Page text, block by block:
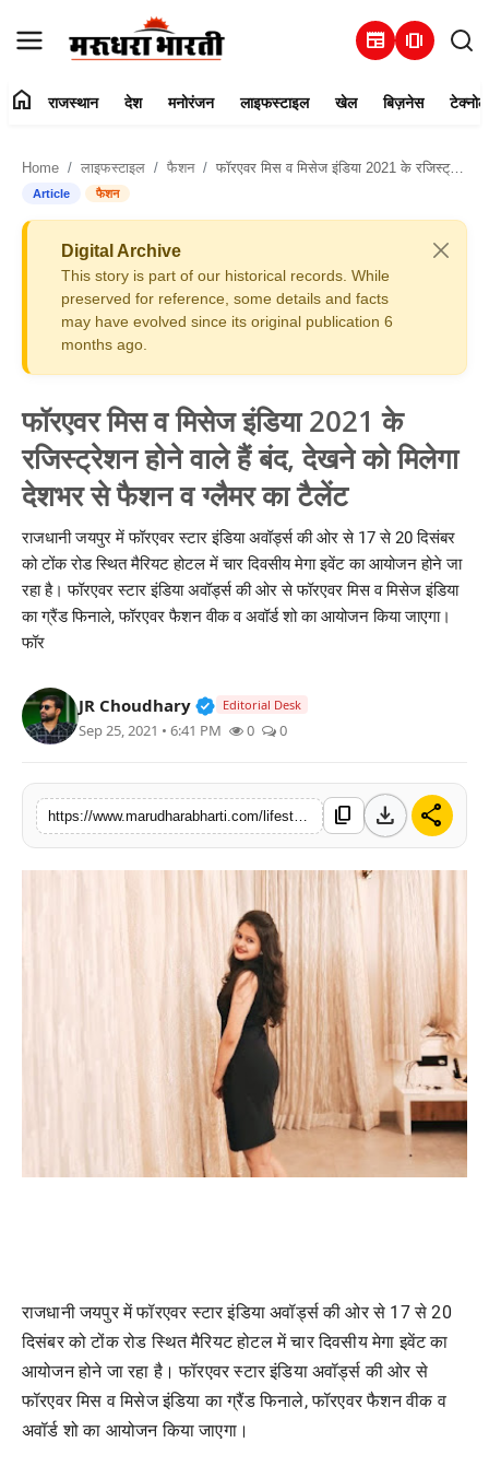
newspaper amp_stories
संपर्क करें
राजस्थान
मनोरंजन
लाइफस्टाइल
खेल
टेक्नोलॉजी
शिक्षा
home राजस्थान देश मनोरंजन लाइफस्टाइल खेल बिज़नेस
Home लाइफस्टाइल फैशन फॉरएवर मिस व मिसेज इंडिया 2021 के रजिस्ट्रेशन होने वाले हैं बंद, देखने को मिलेगा देशभर से फैशन व ग्लैमर का टैलेंट
Article फैशन
Digital Archive
This story is part of our historical records. While
preserved for reference, some details and facts
may have evolved since its original publication 6
months ago.
फॉरएवर मिस व मिसेज इंडिया 2021 के
रजिस्ट्रेशन होने वाले हैं बंद, देखने को मिलेगा
देशभर से फैशन व ग्लैमर का टैलेंट
राजधानी जयपुर में फॉरएवर स्टार इंडिया अवॉर्ड्स की ओर से 17 से 20 दिसंबर
को टोंक रोड स्थित मैरियट होटल में चार दिवसीय मेगा इवेंट का आयोजन होने जा
रहा है। फॉरएवर स्टार इंडिया अवॉर्ड्स की ओर से फॉरएवर मिस व मिसेज इंडिया
का ग्रैंड फिनाले, फॉरएवर फैशन वीक व अवॉर्ड शो का आयोजन किया जाएगा।
फॉर
JR Choudhary Verified Public Figure • 30 Mar,
Editorial Desk
Sep 25, 2021 • 6:41 PM 0 0
content_copy download share
राजधानी जयपुर में फॉरएवर स्टार इंडिया अवॉर्ड्स की ओर से 17 से 20
दिसंबर को टोंक रोड स्थित मैरियट होटल में चार दिवसीय मेगा इवेंट का
आयोजन होने जा रहा है। फॉरएवर स्टार इंडिया अवॉर्ड्स की ओर से
फॉरएवर मिस व मिसेज इंडिया का ग्रैंड फिनाले, फॉरएवर फैशन वीक व
अवॉर्ड शो का आयोजन किया जाएगा।